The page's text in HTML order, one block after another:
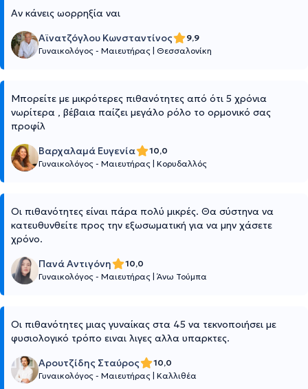
Αν κάνεις ωορρηξία ναι
Αϊνατζόγλου Κωνσταντίνος
9,9
Γυναικολόγος - Μαιευτήρας Θεσσαλονίκη
Μπορείτε με μικρότερες πιθανότητες από ότι 5 χρόνια
νωρίτερα , βέβαια παίζει μεγάλο ρόλο το ορμονικό σας
προφίλ
Βαρχαλαμά Ευγενία
10,0
Γυναικολόγος - Μαιευτήρας Κορυδαλλός
Οι πιθανότητες είναι πάρα πολύ μικρές. Θα σύστηνα να
κατευθυνθείτε προς την εξωσωματική για να μην χάσετε
χρόνο.
Πανά Αντιγόνη
10,0
Γυναικολόγος - Μαιευτήρας Άνω Τούμπα
Οι πιθανότητες μιας γυναίκας στα 45 να τεκνοποιήσει με
φυσιολογικό τρόπο ειναι λιγες αλλα υπαρκτες.
Αρουτζίδης Σταύρος
10,0
Γυναικολόγος - Μαιευτήρας Καλλιθέα